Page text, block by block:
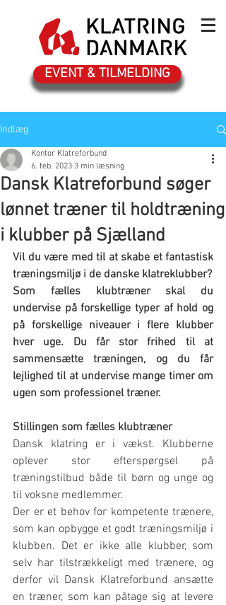
EVENT & TILMELDING
Indlæg
Dansk Klatreforbund søger
lønnet træner til holdtræning
i klubber på Sjælland
Kontor Klatreforbund
6. feb. 2023 3 min læsning
Vil du være med til at skabe et fantastisk
træningsmiljø i de danske klatreklubber?
Som fælles klubtræner skal du
undervise på forskellige typer af hold og
på forskellige niveauer i flere klubber
hver uge. Du får stor frihed til at
sammensætte træningen, og du får
lejlighed til at undervise mange timer om
ugen som professionel træner.
Stillingen som fælles klubtræner
Dansk klatring er i vækst. Klubberne
oplever stor efterspørgsel på
træningstilbud både til børn og unge og
til voksne medlemmer.
Der er et behov for kompetente trænere,
som kan opbygge et godt træningsmiljø i
klubben. Det er ikke alle klubber, som
selv har tilstrækkeligt med trænere, og
derfor vil Dansk Klatreforbund ansætte
en træner, som kan påtage sig at levere